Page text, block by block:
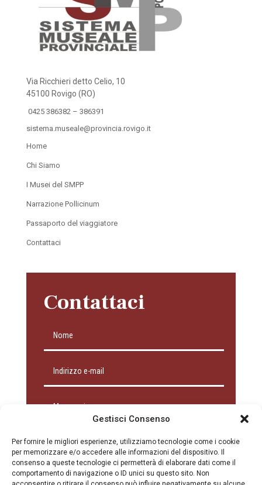
Gestisci Consenso
Per fornire le migliori esperienze, utilizziamo tecnologie come i cookie
per memorizzare e/o accedere alle informazioni del dispositivo. Il
consenso a queste tecnologie ci permetterà di elaborare dati come il
comportamento di navigazione o ID unici su questo sito. Non
Via Ricchieri detto Celio, 10
45100 Rovigo (RO)
0425 386382 – 386391
sistema.museale@provincia.rovigo.it
Home
Chi Siamo
I Musei del SMPP
Narrazione Pollicinum
Passaporto del viaggiatore
Contattaci
Contattaci